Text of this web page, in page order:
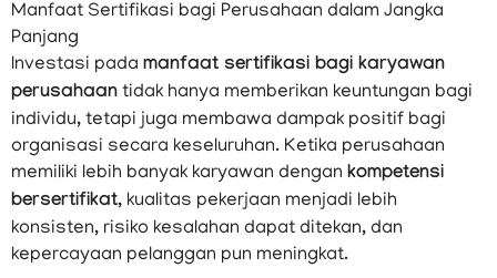
Manfaat Sertifikasi bagi Perusahaan dalam Jangka
Panjang
Investasi pada manfaat sertifikasi bagi karyawan
perusahaan tidak hanya memberikan keuntungan bagi
individu, tetapi juga membawa dampak positif bagi
organisasi secara keseluruhan. Ketika perusahaan
memiliki lebih banyak karyawan dengan kompetensi
bersertifikat, kualitas pekerjaan menjadi lebih
konsisten, risiko kesalahan dapat ditekan, dan
kepercayaan pelanggan pun meningkat.